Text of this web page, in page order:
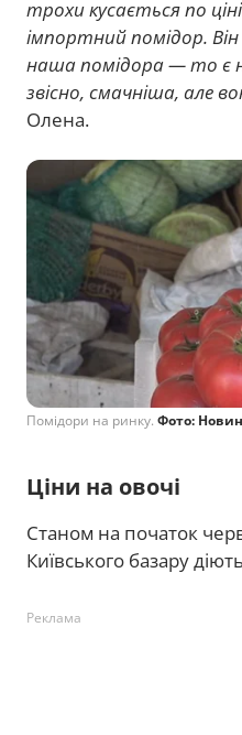
трохи кусається по
імпортний помідор.
наша помідора — то є
звісно, смачніша, але
Олена.
Помідори на ринку. Фото:
Ціни на овочі
Станом на початок
Київського базару
Реклама